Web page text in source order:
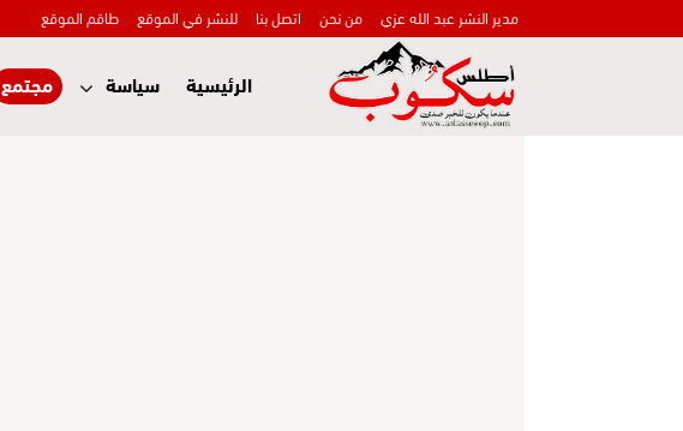
مدير النشر عبد الله عزي من نحن اتصل بنا للنشر في الموقع طاقم الموقع
الرئيسية سياسة مجتمع